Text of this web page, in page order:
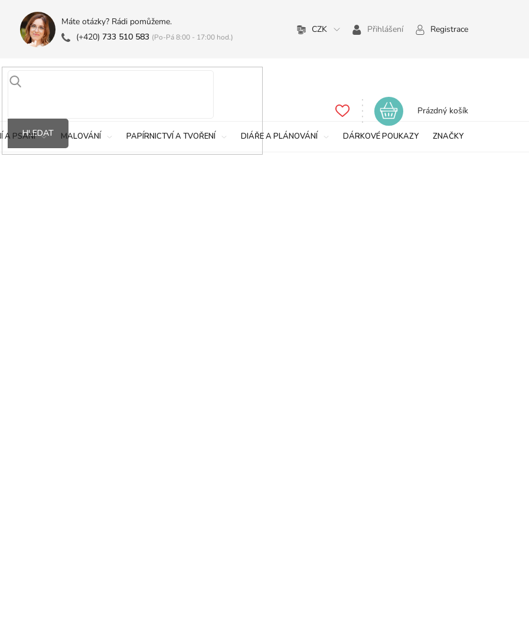
Máte otázky? Rádi pomůžeme.
(+420) 733 510 583 (Po-Pá 8:00 - 17:00 hod.)
CZK Přihlášení Registrace
HLEDAT
Nákupní
Prázdný košík
A PSANÍ MALOVÁNÍ PAPÍRNICTVÍ A TVOŘENÍ DIÁŘE A PLÁNOVÁNÍ DÁRKOVÉ POUKAZY ZNAČKY